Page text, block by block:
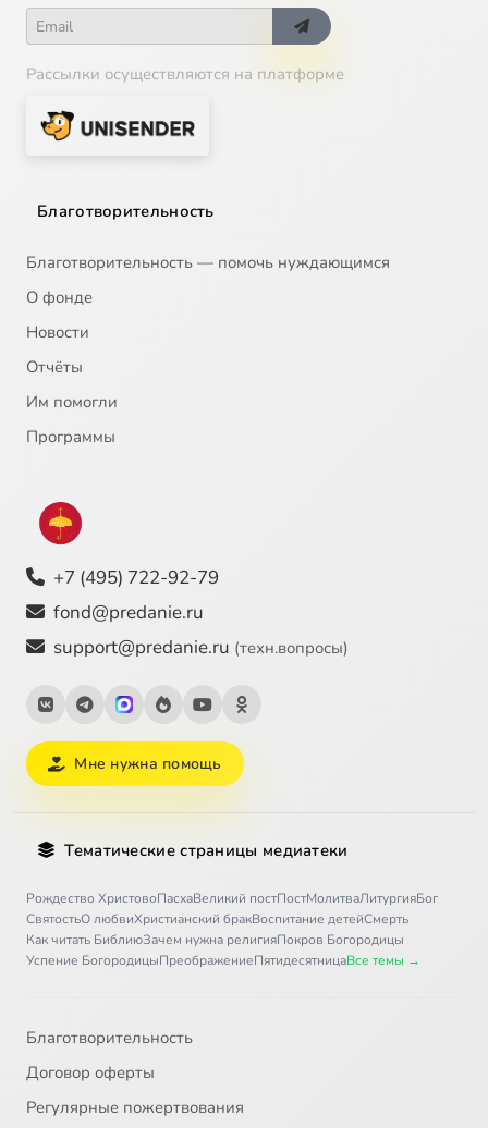
Рассылки осуществляются на платформе
Благотворительность
Благотворительность — помочь нуждающимся
О фонде
Новости
Отчёты
Им помогли
Программы
+7 (495) 722-92-79
fond@predanie.ru
support@predanie.ru (техн.вопросы)
Мне нужна помощь
Тематические страницы медиатеки
Рождество ХристовоПасхаВеликий постПостМолитваЛитургияБог
СвятостьО любвиХристианский бракВоспитание детейСмерть
Как читать БиблиюЗачем нужна религияПокров Богородицы
Успение БогородицыПреображениеПятидесятницаВсе темы →
Благотворительность
Договор оферты
Регулярные пожертвования